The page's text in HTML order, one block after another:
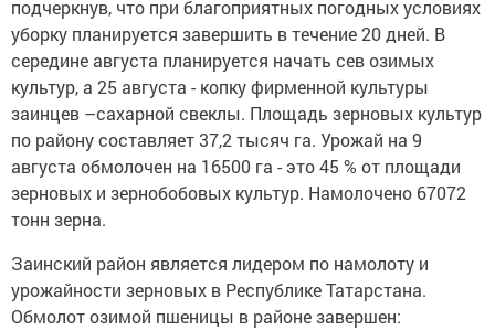
подчеркнув, что при благоприятных погодных условиях
уборку планируется завершить в течение 20 дней. В
середине августа планируется начать сев озимых
культур, а 25 августа - копку фирменной культуры
заинцев –сахарной свеклы. Площадь зерновых культур
по району составляет 37,2 тысяч га. Урожай на 9
августа обмолочен на 16500 га - это 45 % от площади
зерновых и зернобобовых культур. Намолочено 67072
тонн зерна.
Заинский район является лидером по намолоту и
урожайности зерновых в Республике Татарстана.
Обмолот озимой пшеницы в районе завершен: